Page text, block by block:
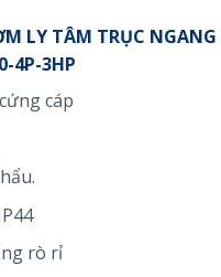
LY TÂM TRỤC
4P-3HP
cáp
rò rỉ